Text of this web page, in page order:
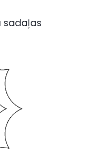
sadaļas